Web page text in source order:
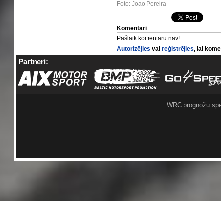
Foto: Joao Pereira
Komentāri
Pašlaik komentāru nav!
Autorizējies vaireģistrējies, lai
Partneri:
WRC prognožu